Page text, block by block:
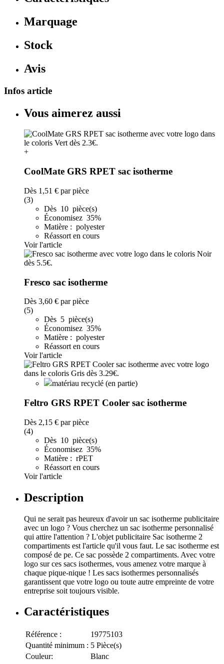
Marquage
Stock
Avis
Infos article
Vous aimerez aussi
+
CoolMate GRS RPET sac isotherme
Dès 1,51 € par pièce
(3)
Dès 10 pièce(s)
Économisez 35%
Matière : polyester
Réassort en cours
Voir l'article
Fresco sac isotherme
Dès 3,60 € par pièce
(5)
Dès 5 pièce(s)
Économisez 35%
Matière : polyester
Réassort en cours
Voir l'article
matériau recyclé (en partie)
Feltro GRS RPET Cooler sac isotherme
Dès 2,15 € par pièce
(4)
Dès 10 pièce(s)
Économisez 35%
Matière : rPET
Réassort en cours
Voir l'article
Description
Qui ne serait pas heureux d'avoir un sac isotherme publicitaire
avec un logo ? Vous cherchez un sac isotherme personnalisé
qui attire l'attention ? L'objet publicitaire Sac isotherme 2
compartiments est l'article qu'il vous faut. Le sac isotherme est
composé de pe. Ce sac possède 2 compartiments. Avec votre
logo sur ces sacs isothermes, vous amenez votre marque à
chaque pique-nique ! Les sacs isothermes personnalisés
garantissent que votre logo ou toute autre empreinte de votre
entreprise soit toujours visible.
Caractéristiques
Référence :
19775103
Quantité minimum : 5 Pièce(s)
Couleur:
Blanc